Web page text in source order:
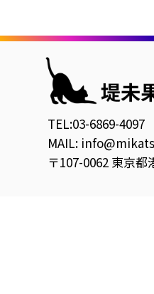
TEL:03-6869-4097
MAIL:
〒107-0062 東京